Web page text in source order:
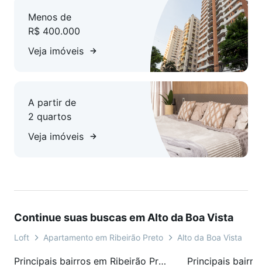
Menos de
R$ 400.000
Veja imóveis
A partir de
2 quartos
Veja imóveis
Continue suas buscas em Alto da Boa Vista
Loft Apartamento em Ribeirão Preto Alto da Boa Vista
Principais bairros em Ribeirão Preto, SP